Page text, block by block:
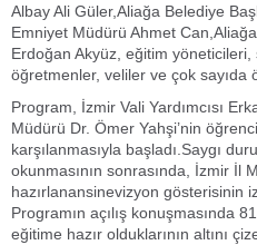
Albay Ali Güler,Aliağa Belediye
Emniyet Müdürü Ahmet
Erdoğan Akyüz, eğitim yöneticileri,
öğretmenler, veliler ve çok sayıda
Program, İzmir Vali Yardımcısı
Müdürü Dr. Ömer Yahşi’nin
karşılanmasıyla başladı.Saygı
okunmasının sonrasında, İzmir İl
hazırlanansinevizyon gösterisinin
Programın açılış konuşmasında
eğitime hazır olduklarının altını